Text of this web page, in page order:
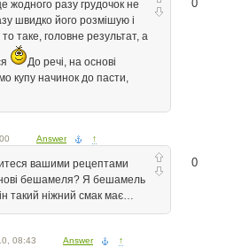
0
жодного разу грудочок не
швидко його розмішую і
таке, головне результат, а
До речі, на основі
купу начинок до пасти,
Answer ↑
0
вашими рецептами
бешамеля? Я бешамель
такий ніжний смак має…
08:43 Answer ↑